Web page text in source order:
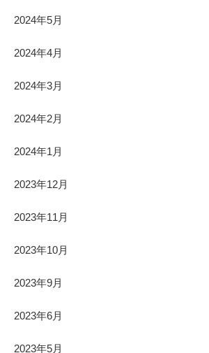
2024年5月
2024年4月
2024年3月
2024年2月
2024年1月
2023年12月
2023年11月
2023年10月
2023年9月
2023年6月
2023年5月